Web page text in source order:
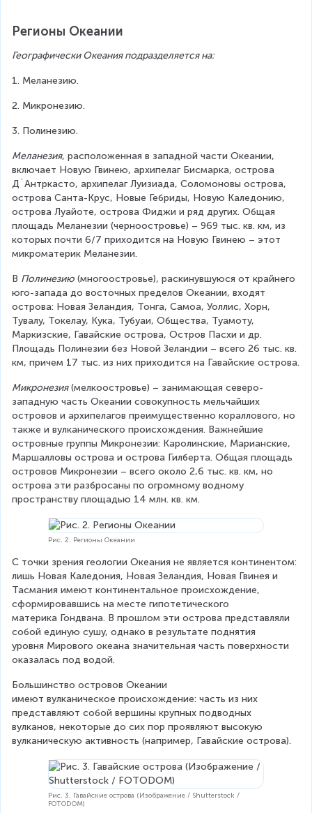
Регионы Океании
Географически Океания подразделяется на:
1. Меланезию.
2. Микронезию.
3. Полинезию.
Меланезия, расположенная в западной части Океании,
включает Новую Гвинею, архипелаг Бисмарка, острова
Д`Антркасто, архипелаг Луизиада, Соломоновы острова,
острова Санта-Крус, Новые Гебриды, Новую Каледонию,
острова Луайоте, острова Фиджи и ряд других. Общая
площадь Меланезии (черноостровье) – 969 тыс. кв. км, из
которых почти 6/7 приходится на Новую Гвинею – этот
микроматерик Меланезии.
В Полинезию (многоостровье), раскинувшуюся от крайнего
юго-запада до восточных пределов Океании, входят
острова: Новая Зеландия, Тонга, Самоа, Уоллис, Хорн,
Тувалу, Токелау, Кука, Тубуаи, Общества, Туамоту,
Маркизские, Гавайские острова, Остров Пасхи и др.
Площадь Полинезии без Новой Зеландии – всего 26 тыс. кв.
км, причем 17 тыс. из них приходится на Гавайские острова.
Микронезия (мелкоостровье) – занимающая северо-
западную часть Океании совокупность мельчайших
островов и архипелагов преимущественно кораллового, но
также и вулканического происхождения. Важнейшие
островные группы Микронезии: Каролинские, Марианские,
Маршалловы острова и острова Гилберта. Общая площадь
островов Микронезии – всего около 2,6 тыс. кв. км, но
острова эти разбросаны по огромному водному
пространству площадью 14 млн. кв. км.
Рис. 2. Регионы Океании
С точки зрения геологии Океания не является континентом:
лишь Новая Каледония, Новая Зеландия, Новая Гвинея и
Тасмания имеют континентальное происхождение,
сформировавшись на месте гипотетического
материка Гондвана. В прошлом эти острова представляли
собой единую сушу, однако в результате поднятия
уровня Мирового океана значительная часть поверхности
оказалась под водой.
Большинство островов Океании
имеют вулканическое происхождение: часть из них
представляют собой вершины крупных подводных
вулканов, некоторые до сих пор проявляют высокую
вулканическую активность (например, Гавайские острова).
Рис. 3. Гавайские острова (Изображение / Shutterstock /
FOTODOM)